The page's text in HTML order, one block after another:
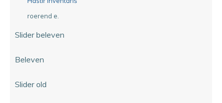
roerend e.
Slider beleven
Beleven
Slider old